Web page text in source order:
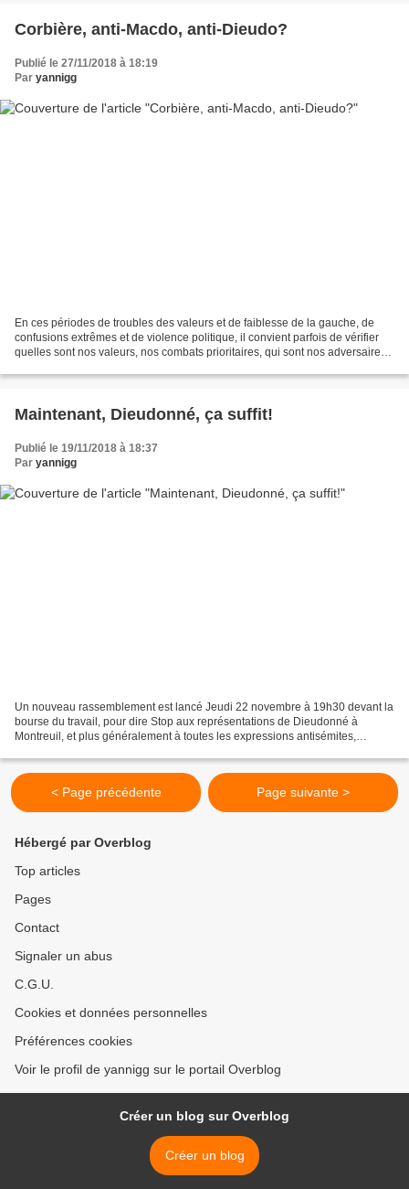
Corbière, anti-Macdo, anti-Dieudo?
Publié le 27/11/2018 à 18:19
Par yannigg
En ces périodes de troubles des valeurs et de faiblesse de la gauche, de
confusions extrêmes et de violence politique, il convient parfois de vérifier
quelles sont nos valeurs, nos combats prioritaires, qui sont nos adversaires
Maintenant, Dieudonné, ça suffit!
Publié le 19/11/2018 à 18:37
Par yannigg
Un nouveau rassemblement est lancé Jeudi 22 novembre à 19h30 devant la
bourse du travail, pour dire Stop aux représentations de Dieudonné à
Montreuil, et plus généralement à toutes les expressions antisémites,
< Page précédente Page suivante >
Hébergé par Overblog
Top articles
Pages
Contact
Signaler un abus
C.G.U.
Cookies et données personnelles
Préférences cookies
Voir le profil de yannigg sur le portail Overblog
Créer un blog sur Overblog
Créer un blog